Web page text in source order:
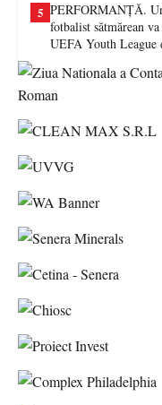
5 PERFORMANȚĂ.
fotbalist sătmărean
UEFA Youth League